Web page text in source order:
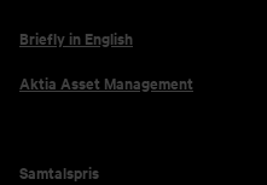
Briefly in English
Aktia Asset Management
Samtalspris